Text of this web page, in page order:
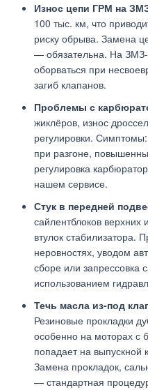
Износ цепи ГРМ на
100 тыс. км, что
риску обрыва. Замена
— обязательна. На
оборваться при
загиб клапанов.
Проблемы с
жиклёров, износ
регулировки.
при разгоне,
регулировка
нашем сервисе.
Стук в передней
сайлентблоков верхних
втулок стабилизатора.
неровностях, уводом
сборе или запрессовка
использованием
Течь масла из-под
Резиновые прокладки
особенно на моторах
попадает на выпускной
Замена прокладок,
— стандартная